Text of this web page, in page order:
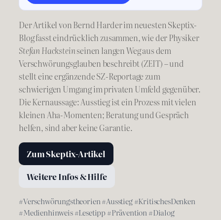
Der Artikel von Bernd Harder im neuesten Skeptix-
Blog fasst eindrücklich zusammen, wie der Physiker
Stefan Hacksteinseinen langen Weg aus dem
Verschwörungsglauben beschreibt (ZEIT) – und
stellt eine ergänzende SZ-Reportage zum
schwierigen Umgang im privaten Umfeld gegenüber.
Die Kernaussage: Ausstieg ist ein Prozess mit vielen
kleinen Aha-Momenten; Beratung und Gespräch
helfen, sind aber keine Garantie.
Zum Skeptix-Artikel
Weitere Infos & Hilfe
#Verschwörungstheorien #Ausstieg #KritischesDenken
#Medienhinweis #Lesetipp #Prävention #Dialog